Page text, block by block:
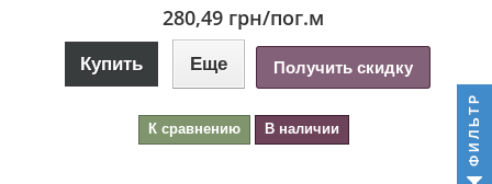
280,49 грн/пог.м
Купить Еще Получить скидку
К сравнению В наличии ФИЛЬТР